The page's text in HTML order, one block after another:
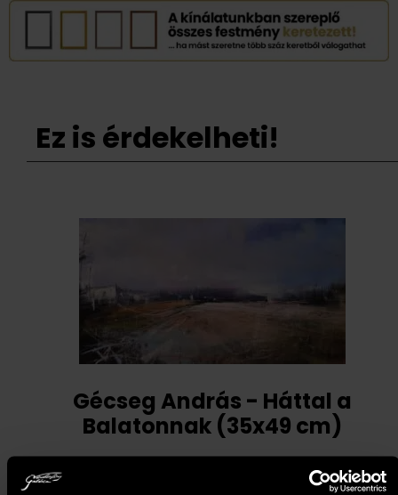
Ez is érdekelheti!
Gécseg András - Háttal a
Balatonnak (35x49 cm)